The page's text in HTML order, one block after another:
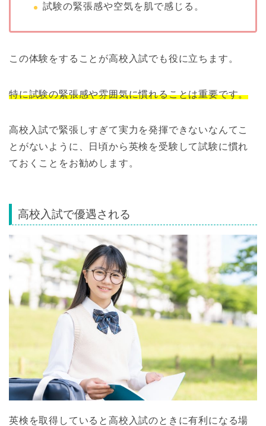
試験の緊張感や空気を肌で感じる。
この体験をすることが高校入試でも役に立ちます。
特に試験の緊張感や雰囲気に慣れることは重要です。
高校入試で緊張しすぎて実力を発揮できないなんてこ
とがないように、日頃から英検を受験して試験に慣れ
ておくことをお勧めします。
高校入試で優遇される
英検を取得していると高校入試のときに有利になる場